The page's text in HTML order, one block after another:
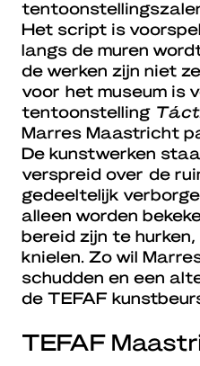
Het script is
langs de muren
de werken zijn niet
voor het museum is
tentoonstelling
Marres Maastricht
De kunstwerken
verspreid over de
gedeeltelijk
alleen worden
bereid zijn te
knielen. Zo wil
schudden en een
de TEFAF
TEFAF